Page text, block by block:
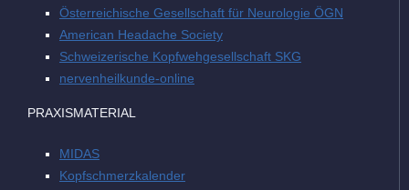
Österreichische Gesellschaft für Neurologie ÖGN
American Headache Society
Schweizerische Kopfwehgesellschaft SKG
nervenheilkunde-online
PRAXISMATERIAL
MIDAS
Kopfschmerzkalender